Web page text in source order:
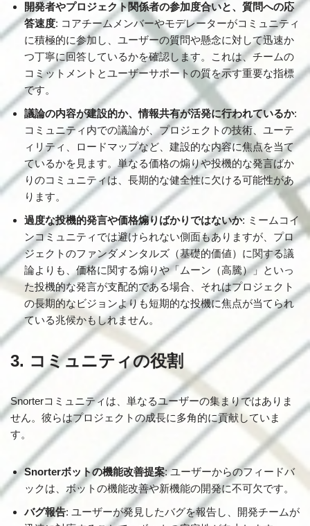
開発者やプロジェクト関係者の参加度合いと、質問への応
答速度: コアチームメンバーやモデレーターがコミュニティ
に積極的に参加し、ユーザーの質問や懸念に対して迅速か
つ丁寧に回答しているかを確認します。これは、チームの
コミットメントとユーザーサポートの質を示す重要な指標
です。
議論の内容が建設的か、情報共有が活発に行われているか:
コミュニティ内での議論が、プロジェクトの技術、ユーテ
ィリティ、ロードマップなど、建設的な内容に焦点を当て
ているかを見ます。単なる価格の煽りや投機的な発言ばか
りのコミュニティは、長期的な健全性に欠ける可能性があ
ります。
過度な投機的発言や価格煽りばかりではないか: ミームコイ
ンコミュニティでは避けられない側面もありますが、プロ
ジェクトのファンダメンタルズ（基礎的価値）に関する議
論よりも、価格に関する煽りや「ムーン（高騰）」といっ
た投機的な発言が支配的である場合、それはプロジェクト
の長期的なビジョンよりも短期的な投機に焦点が当てられ
ている兆候かもしれません。
3. コミュニティの役割
Snorterコミュニティは、単なるユーザーの集まりではありま
せん。彼らはプロジェクトの成長に多角的に貢献していま
す。
Snorterボットの機能改善提案: ユーザーからのフィードバ
ックは、ボットの機能改善や新機能の開発に不可欠です。
バグ報告: ユーザーが発見したバグを報告し、開発チームが